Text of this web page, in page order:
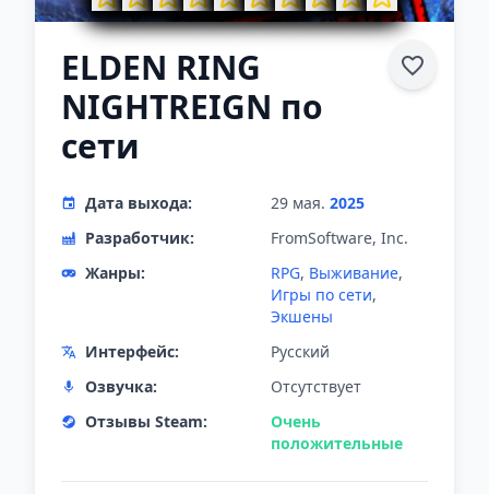
ELDEN RING
NIGHTREIGN по
сети
Дата выхода: 29 мая. 2025
Разработчик:
FromSoftware, Inc.
Жанры:
RPG, Выживание,
Игры по сети,
Экшены
Интерфейс:
Русский
Озвучка:
Отсутствует
Отзывы Steam:
Очень
положительные